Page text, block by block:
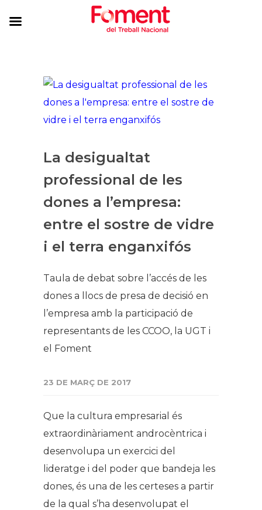
La desigualtat
professional de les
dones a l’empresa:
entre el sostre de vidre
i el terra enganxifós
Taula de debat sobre l’accés de les
dones a llocs de presa de decisió en
l’empresa amb la participació de
representants de les CCOO, la UGT i
el Foment
23 DE MARÇ DE 2017
Que la cultura empresarial és
extraordinàriament androcèntrica i
desenvolupa un exercici del
lideratge i del poder que bandeja les
dones, és una de les certeses a partir
de la qual s’ha desenvolupat el